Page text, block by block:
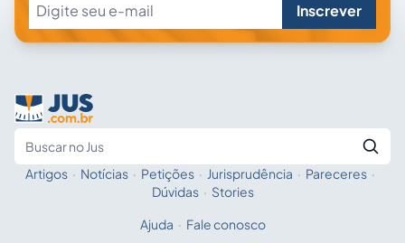
Inscrever
Fale com a IA
Artigos · Notícias · Petições · Jurisprudência · Pareceres ·
Dúvidas · Stories
Ajuda · Fale conosco